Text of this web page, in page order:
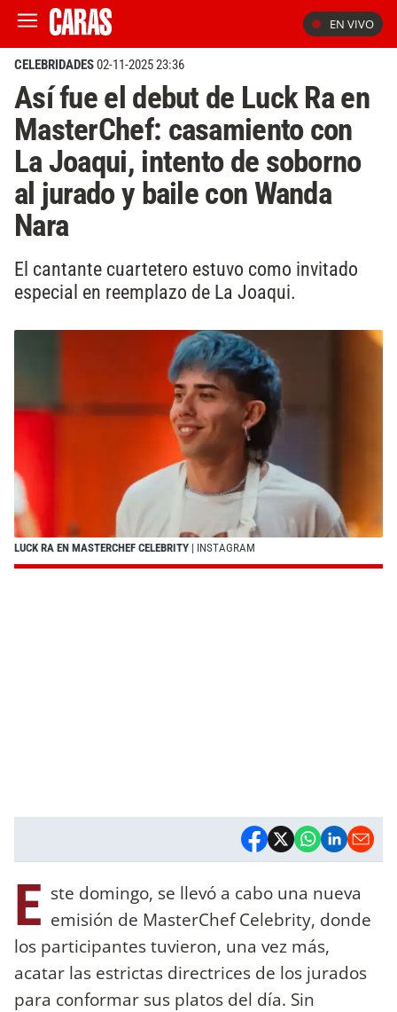
EN VIVO
CELEBRIDADES02-11-2025 23:36
Así fue el debut de Luck Ra en
MasterChef: casamiento con
La Joaqui, intento de soborno
al jurado y baile con Wanda
Nara
El cantante cuartetero estuvo como invitado
especial en reemplazo de La Joaqui.
LUCK RA EN MASTERCHEF CELEBRITY | INSTAGRAM
E ste domingo, se llevó a cabo una nueva
emisión de MasterChef Celebrity, donde
los participantes tuvieron, una vez más,
acatar las estrictas directrices de los jurados
para conformar sus platos del día. Sin